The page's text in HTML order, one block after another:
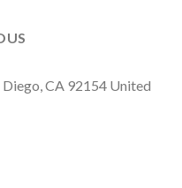
CA 92154 United